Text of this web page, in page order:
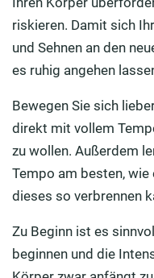
riskieren. Damit sich
und Sehnen an den
es ruhig angehen
Bewegen Sie sich
direkt mit vollem
zu wollen. Außerdem
Tempo am besten,
dieses so verbrennen
Zu Beginn ist es
beginnen und die